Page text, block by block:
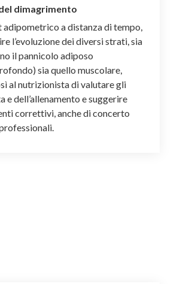
dimagrimento
adipometrico a distanza di tempo,
l’evoluzione dei diversi strati, sia
il pannicolo adiposo
sia quello muscolare,
alnutrizionistadi valutare gli
dell’allenamento e suggerire
correttivi, anche di concerto